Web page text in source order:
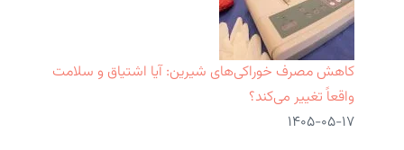
کاهش مصرف خوراکی‌های شیرین: آیا اشتیاق و سلامت
واقعاً تغییر می‌کند؟
۱۴۰۵-۰۵-۱۷